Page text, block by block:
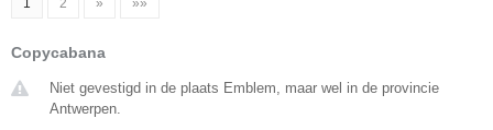
1 2 » »»
Copycabana
Niet gevestigd in de plaats Emblem, maar wel in de provincie
Antwerpen.